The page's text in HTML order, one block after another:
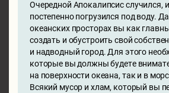
Очередной Апокалипсис случился,
постепенно погрузился под воду.
океанских просторах вы как
создать и обустроить свой
и надводный город. Для этого
которые вы должны будете
на поверхности океана, так и в
Всякий мусор и хлам, который вы